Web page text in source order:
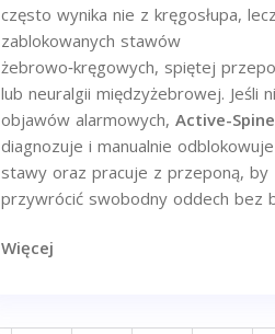
często wynika nie z kręgosłupa,
zablokowanych stawów
żebrowo‑kręgowych, spiętej
lub neuralgii międzyżebrowej. Jeśli
objawów alarmowych, Active-Spine
diagnozuje i manualnie odblokowuje
stawy oraz pracuje z przeponą, by
przywrócić swobodny oddech bez
Więcej